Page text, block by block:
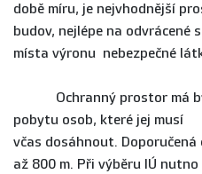
době míru, je nejvhodnější
budov, nejlépe na odvrácené
místa výronu nebezpečné
Ochranný prostor má
pobytu osob, které jej
včas dosáhnout.
až 800 m. Při výběru IÚ